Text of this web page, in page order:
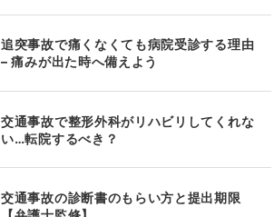
追突事故で痛くなくても病院受診する理由
– 痛みが出た時へ備えよう
交通事故で整形外科がリハビリしてくれな
い…転院するべき？
交通事故の診断書のもらい方と提出期限